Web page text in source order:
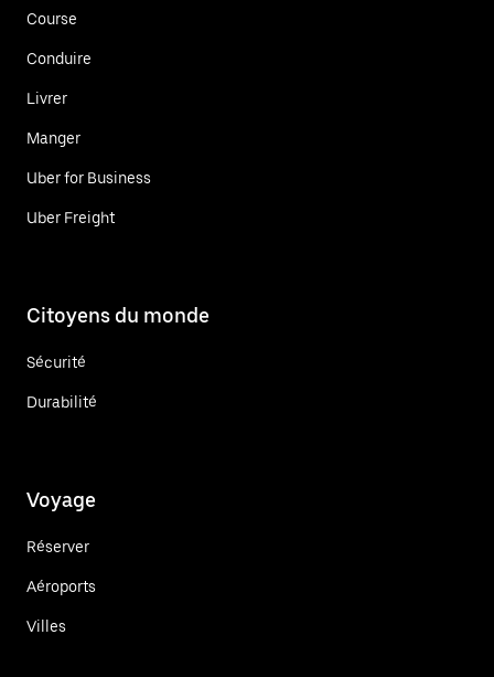
Course
Conduire
Livrer
Manger
Uber for Business
Uber Freight
Citoyens du monde
Sécurité
Durabilité
Voyage
Réserver
Aéroports
Villes